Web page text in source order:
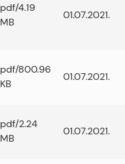
pdf/4.19
MB
01.07.2021.
pdf/800.96
KB
01.07.2021.
pdf/2.24
MB
01.07.2021.